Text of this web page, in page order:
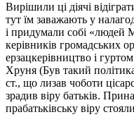
Вирішили ці діячі
тут їм заважають у
і придумали собі «людей
керівників громадських
ерзацкерівництво і
Хруня (Був такий
ст., що лизав чоботи
зрадив віру батьків.
прабатьківську віру